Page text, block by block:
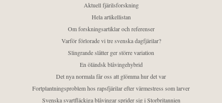
Aktuell fjärilsforskning
Hela artikellistan
Om forskningsartiklar och referenser
Varför förlorade vi tre svenska dagfjärilar?
Slingrande slåtter ger större variation
En öländsk blåvingehybrid
Det nya normala får oss att glömma hur det var
Fortplantningsproblem hos rapsfjärilar efter värmestress som larver
Svenska svartfläckiga blåvingar sprider sig i Storbritannien